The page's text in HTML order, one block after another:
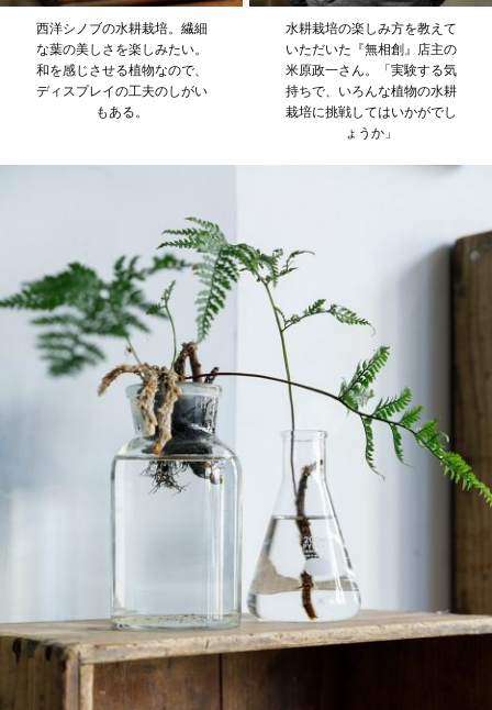
西洋シノブの水耕栽培。繊細
な葉の美しさを楽しみたい。
和を感じさせる植物なので、
ディスプレイの工夫のしがい
もある。
水耕栽培の楽しみ方を教えて
いただいた『無相創』店主の
米原政一さん。「実験する気
持ちで、いろんな植物の水耕
栽培に挑戦してはいかがでし
ょうか」